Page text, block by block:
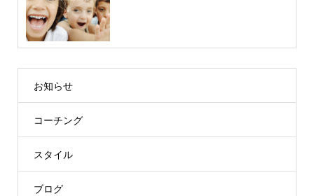
お知らせ
コーチング
スタイル
ブログ